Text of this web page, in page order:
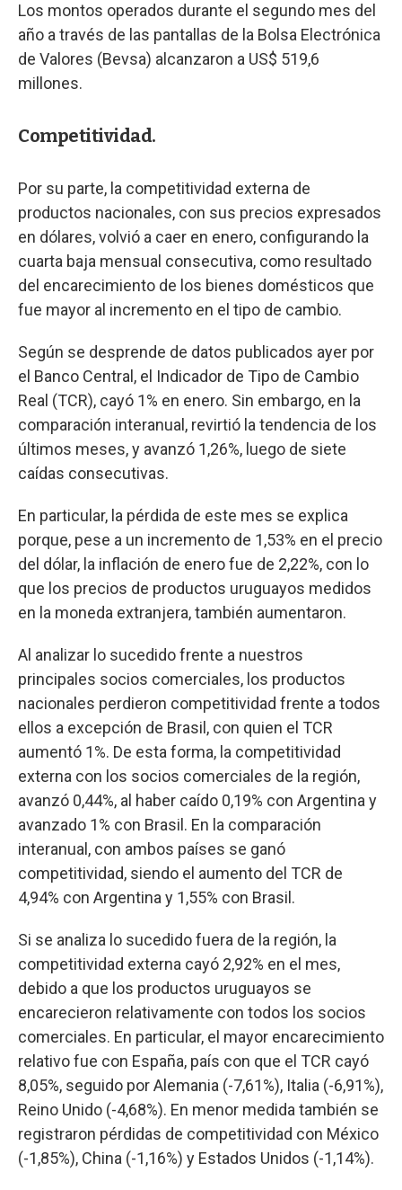
Los montos operados durante el segundo mes del
año a través de las pantallas de la Bolsa Electrónica
de Valores (Bevsa) alcanzaron a US$ 519,6
millones.
Competitividad.
Por su parte, la competitividad externa de
productos nacionales, con sus precios expresados
en dólares, volvió a caer en enero, configurando la
cuarta baja mensual consecutiva, como resultado
del encarecimiento de los bienes domésticos que
fue mayor al incremento en el tipo de cambio.
Según se desprende de datos publicados ayer por
el Banco Central, el Indicador de Tipo de Cambio
Real (TCR), cayó 1% en enero. Sin embargo, en la
comparación interanual, revirtió la tendencia de los
últimos meses, y avanzó 1,26%, luego de siete
caídas consecutivas.
En particular, la pérdida de este mes se explica
porque, pese a un incremento de 1,53% en el precio
del dólar, la inflación de enero fue de 2,22%, con lo
que los precios de productos uruguayos medidos
en la moneda extranjera, también aumentaron.
Al analizar lo sucedido frente a nuestros
principales socios comerciales, los productos
nacionales perdieron competitividad frente a todos
ellos a excepción de Brasil, con quien el TCR
aumentó 1%. De esta forma, la competitividad
externa con los socios comerciales de la región,
avanzó 0,44%, al haber caído 0,19% con Argentina y
avanzado 1% con Brasil. En la comparación
interanual, con ambos países se ganó
competitividad, siendo el aumento del TCR de
4,94% con Argentina y 1,55% con Brasil.
Si se analiza lo sucedido fuera de la región, la
competitividad externa cayó 2,92% en el mes,
debido a que los productos uruguayos se
encarecieron relativamente con todos los socios
comerciales. En particular, el mayor encarecimiento
relativo fue con España, país con que el TCR cayó
8,05%, seguido por Alemania (-7,61%), Italia (-6,91%),
Reino Unido (-4,68%). En menor medida también se
registraron pérdidas de competitividad con México
(-1,85%), China (-1,16%) y Estados Unidos (-1,14%).